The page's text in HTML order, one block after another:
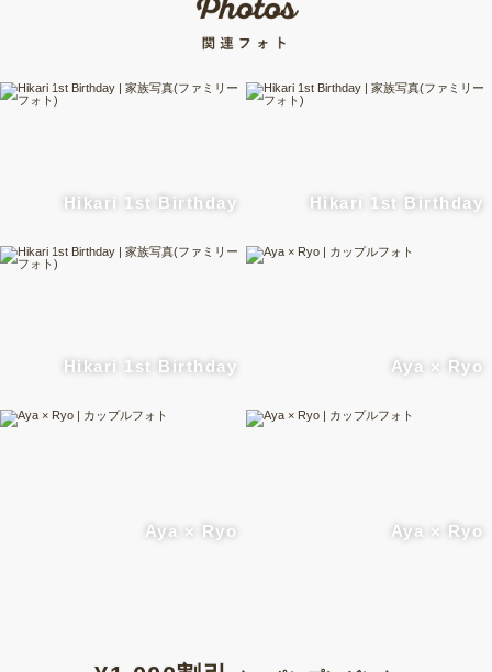
験の違いを比較しながら、赤ちゃんファーストギフトの選び方と、選択
Hikari 1st Birthday Hikari 1st Birthday
Hikari 1st Birthday Aya × Ryo
Aya × Ryo Aya × Ryo